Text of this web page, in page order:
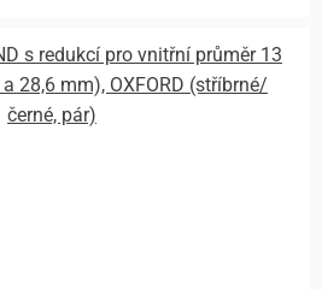
s redukcí pro vnitřní průměr 13
28,6 mm), OXFORD (stříbrné/
černé, pár)